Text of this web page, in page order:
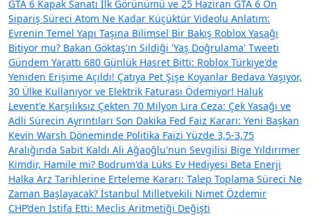
GTA 6 Kapak Sanatı İlk Görünümü ve 25 Haziran GTA 6 Ön
Sipariş Süreci Atom Ne Kadar Küçüktür Videolu Anlatım:
Evrenin Temel Yapı Taşına Bilimsel Bir Bakış Roblox Yasağı
Bitiyor mu? Bakan Göktaş'ın Sildiği 'Yaş Doğrulama' Tweeti
Gündem Yarattı 680 Günlük Hasret Bitti: Roblox Türkiye'de
Yeniden Erişime Açıldı! Çatıya Pet Şişe Koyanlar Bedava Yaşıyor,
30 Ülke Kullanıyor ve Elektrik Faturası Ödemiyor! Haluk
Levent'e Karşılıksız Çekten 70 Milyon Lira Ceza: Çek Yasağı ve
Adli Sürecin Ayrıntıları Son Dakika Fed Faiz Kararı: Yeni Başkan
Kevin Warsh Döneminde Politika Faizi Yüzde 3,5-3,75
Aralığında Sabit Kaldı Ali Ağaoğlu'nun Sevgilisi Bige Yıldırımer
Kimdir, Hamile mi? Bodrum'da Lüks Ev Hediyesi Beta Enerji
Halka Arz Tarihlerine Erteleme Kararı: Talep Toplama Süreci Ne
Zaman Başlayacak? İstanbul Milletvekili Nimet Özdemir
CHP’den İstifa Etti: Meclis Aritmetiği Değişti